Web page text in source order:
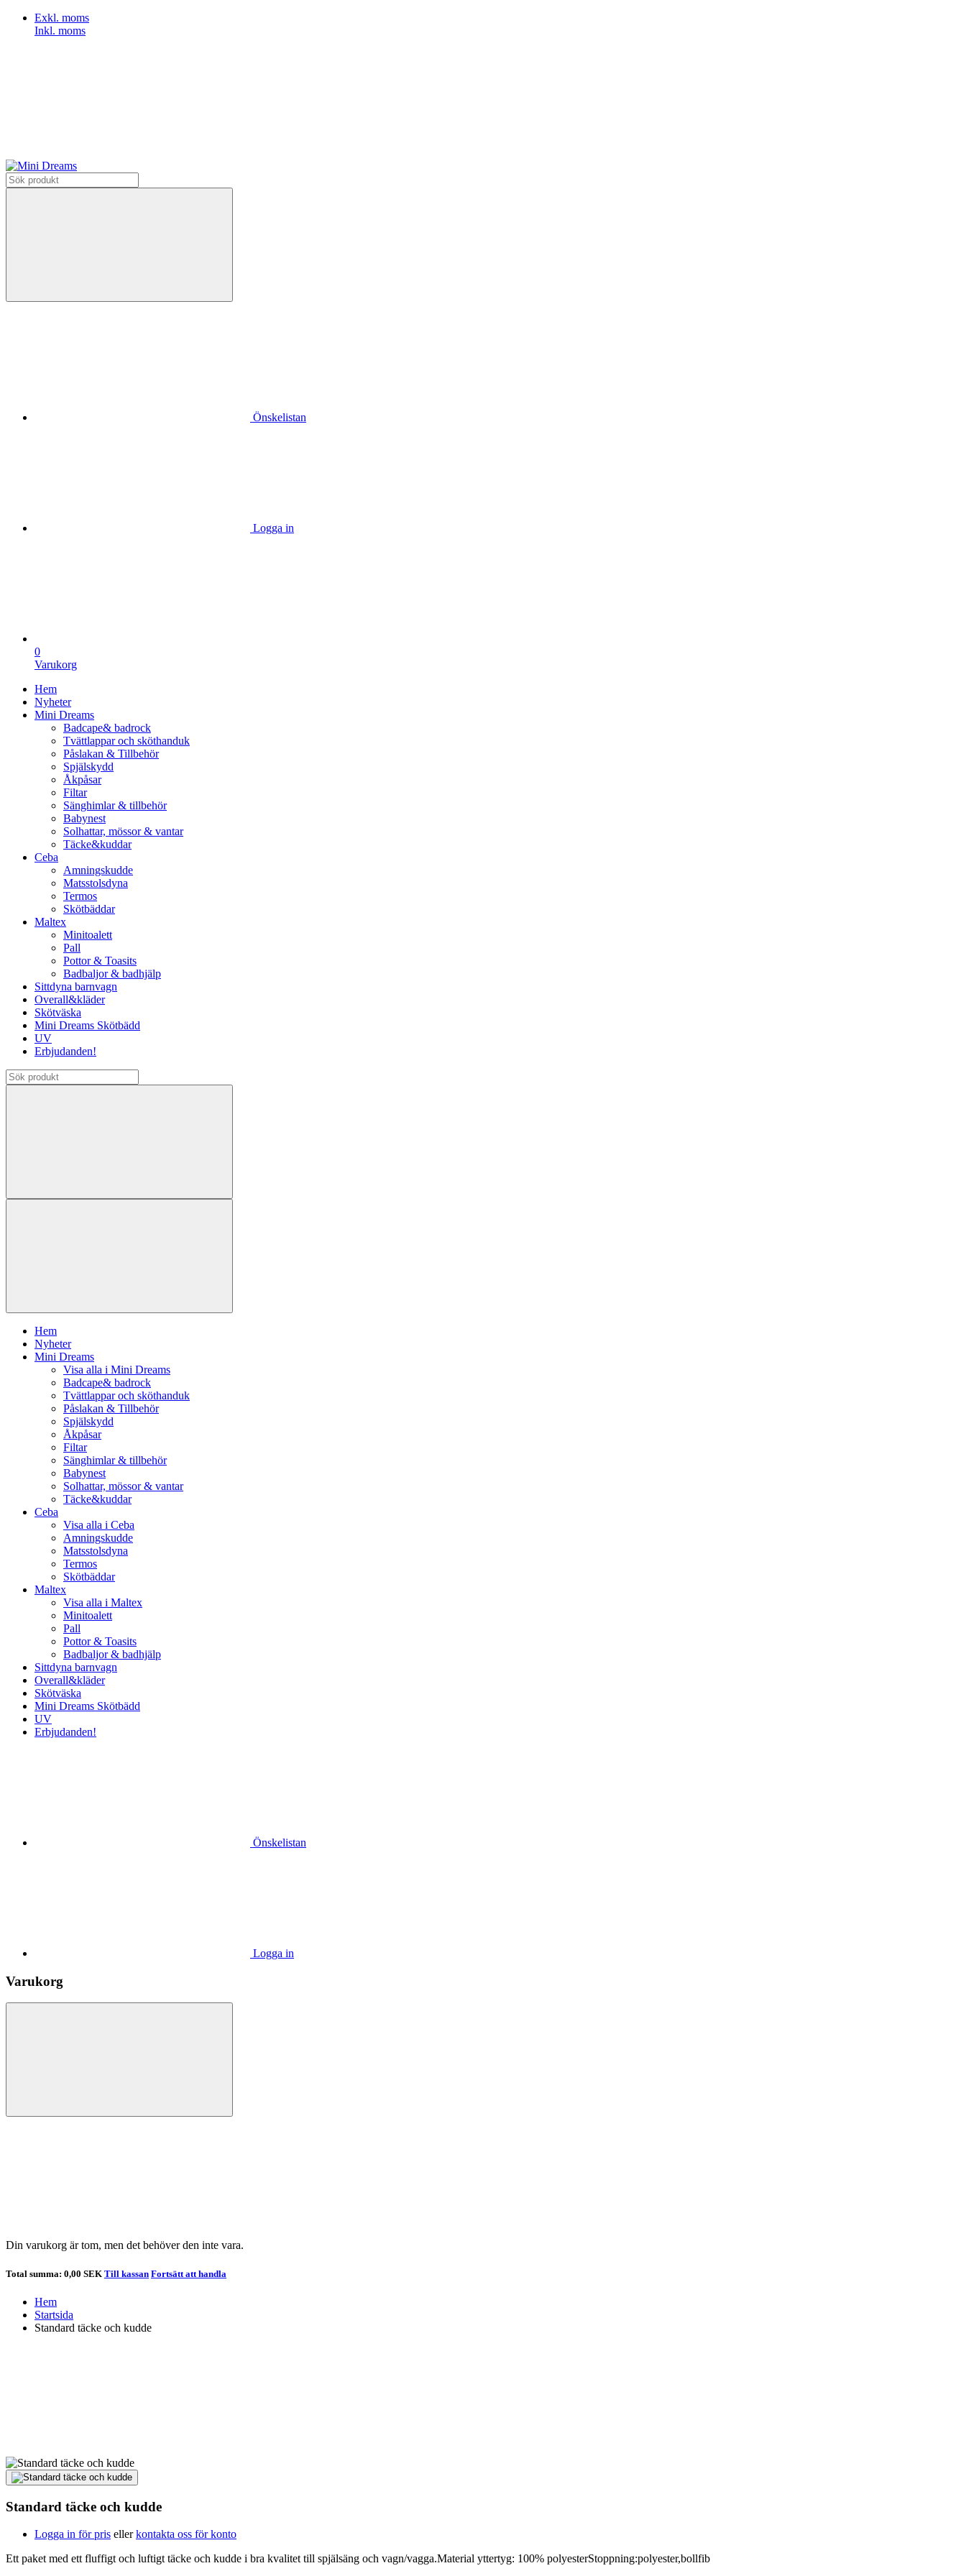
Exkl. moms
Inkl. moms
Önskelistan
Logga in
0
Varukorg
Hem
Nyheter
Mini Dreams
Badcape& badrock
Tvättlappar och sköthanduk
Påslakan & Tillbehör
Spjälskydd
Åkpåsar
Filtar
Sänghimlar & tillbehör
Babynest
Solhattar, mössor & vantar
Täcke&kuddar
Ceba
Amningskudde
Matsstolsdyna
Termos
Skötbäddar
Maltex
Minitoalett
Pall
Pottor & Toasits
Badbaljor & badhjälp
Sittdyna barnvagn
Overall&kläder
Skötväska
Mini Dreams Skötbädd
UV
Erbjudanden!
Hem
Nyheter
Mini Dreams
Visa alla i Mini Dreams
Badcape& badrock
Tvättlappar och sköthanduk
Påslakan & Tillbehör
Spjälskydd
Åkpåsar
Filtar
Sänghimlar & tillbehör
Babynest
Solhattar, mössor & vantar
Täcke&kuddar
Ceba
Visa alla i Ceba
Amningskudde
Matsstolsdyna
Termos
Skötbäddar
Maltex
Visa alla i Maltex
Minitoalett
Pall
Pottor & Toasits
Badbaljor & badhjälp
Sittdyna barnvagn
Overall&kläder
Skötväska
Mini Dreams Skötbädd
UV
Erbjudanden!
Önskelistan
Logga in
Varukorg
Din varukorg är tom, men det behöver den inte vara.
Total summa: 0,00 SEK Till kassan Fortsätt att handla
Hem
Startsida
Standard täcke och kudde
Standard täcke och kudde
Logga in för pris ellerkontakta oss för konto
Ett paket med ett fluffigt och luftigt täcke och kudde i bra kvalitet till spjälsäng och vagn/vagga.Material yttertyg: 100% polyesterStoppning:polyester,bollfib